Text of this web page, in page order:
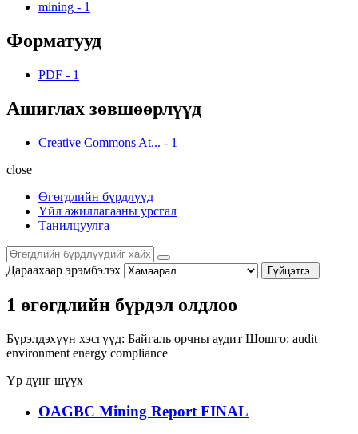
mining - 1
Форматууд
PDF - 1
Ашиглах зөвшөөрлүүд
Creative Commons At... - 1
close
Өгөгдлийн бүрдлүүд
Үйл ажиллагааны урсгал
Танилцуулга
Дараахаар эрэмбэлэх Гүйцэтгэ.
1 өгөгдлийн бүрдэл олдлоо
Бүрэлдэхүүн хэсгүүд: Байгаль орчны аудит Шошго: audit
environment energy compliance
Үр дүнг шүүх
OAGBC Mining Report FINAL